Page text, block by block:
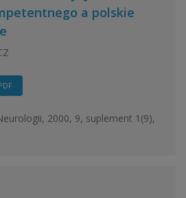
a polskie
2000, 9, suplement 1(9),